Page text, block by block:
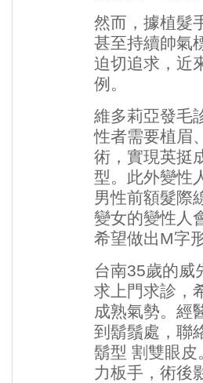
然而，據植髮
甚至持續帥氣
迫切追求，近
例。
維多莉亞發毛
性者需要植眉
術，實現英挺
型。此外變性
男性前額髮際
變女的變性人
希望做出M字
台南35歲的威
求上門求診，
成熟氣勢。經
到鬍鬚處，聯
鬍型 割雙眼皮
力板手 ，術後